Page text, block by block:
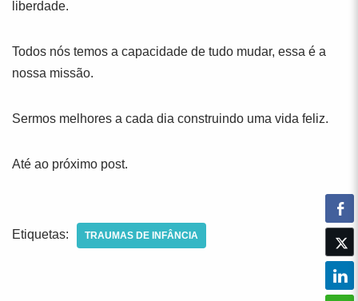
liberdade.
Todos nós temos a capacidade de tudo mudar, essa é a
nossa missão.
Sermos melhores a cada dia construindo uma vida feliz.
Até ao próximo post.
Etiquetas: TRAUMAS DE INFÂNCIA